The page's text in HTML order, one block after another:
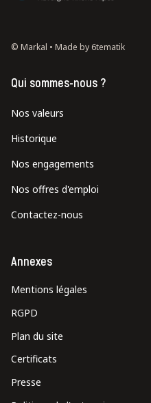
© Markal • Made by 6tematik
Qui sommes-nous ?
Nos valeurs
Historique
Nos engagements
Nos offres d'emploi
Contactez-nous
Annexes
Mentions légales
RGPD
Plan du site
Certificats
Presse